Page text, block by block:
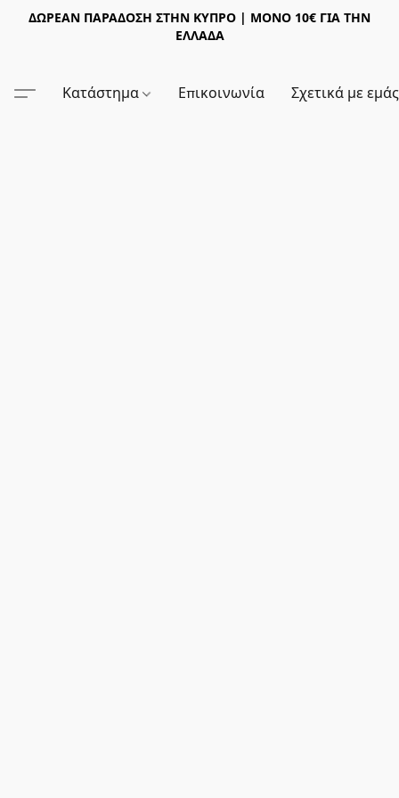
ΔΩΡΕΑΝ ΠΑΡΑΔΟΣΗ ΣΤΗΝ ΚΥΠΡΟ | ΜΟΝΟ 10€ ΓΙΑ ΤΗΝ
ΕΛΛΑΔΑ
Κατάστημα Επικοινωνία Σχετικά με εμάς